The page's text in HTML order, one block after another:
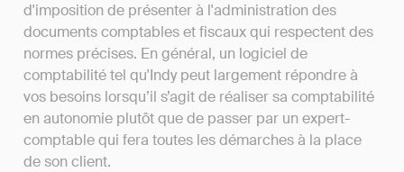
d'imposition de présenter à l'administration des
documents comptables et fiscaux qui respectent des
normes précises. En général, un logiciel de
comptabilité tel qu'Indy peut largement répondre à
vos besoins lorsqu’il s’agit de réaliser sa comptabilité
en autonomie plutôt que de passer par un expert-
comptable qui fera toutes les démarches à la place
de son client.